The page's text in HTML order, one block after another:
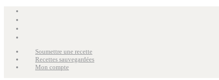
Soumettre une recette
Recettes sauvegardées
Mon compte